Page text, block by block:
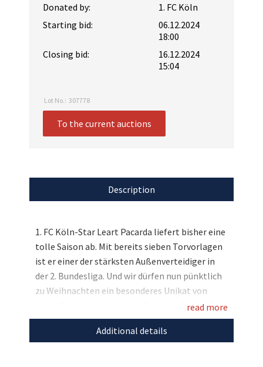
Donated by:
1. FC Köln
Starting bid:
06.12.2024
18:00
Closing bid:
16.12.2024
15:04
Lot No.: 307778
To the current auctions
Description
1. FC Köln-Star Leart Pacarda liefert bisher eine
tolle Saison ab. Mit bereits sieben Torvorlagen
ist er einer der stärksten Außenverteidiger in
der 2. Bundesliga. Und wir dürfen nun pünktlich
zu Weihnachten ein besonderes Unikat von
Leart Pacarda versteigern: Der Köln-Star stiftet
ein besonderes Trikot, das mit seinem
Vornamen beflockt und signiert ist. Bieten Sie
read more
Additional details